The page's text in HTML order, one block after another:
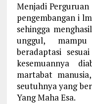
Menjadi
pengembangan i
sehingga
unggul,
beradaptasi
kesemuannya
martabat
seutuhnya yang
Yang Maha Esa.